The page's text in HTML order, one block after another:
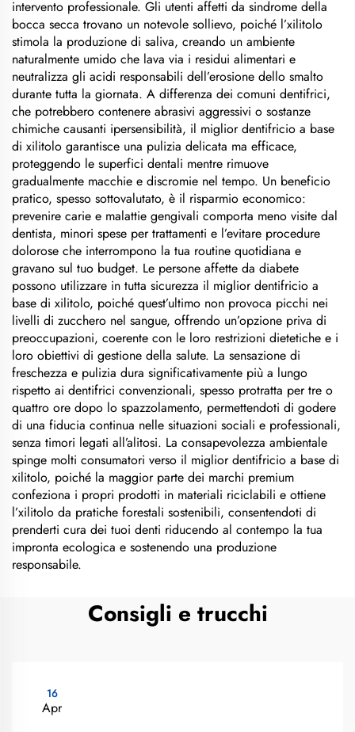
intervento professionale. Gli utenti affetti da sindrome della
bocca secca trovano un notevole sollievo, poiché l’xilitolo
stimola la produzione di saliva, creando un ambiente
naturalmente umido che lava via i residui alimentari e
neutralizza gli acidi responsabili dell’erosione dello smalto
durante tutta la giornata. A differenza dei comuni dentifrici,
che potrebbero contenere abrasivi aggressivi o sostanze
chimiche causanti ipersensibilità, il miglior dentifricio a base
di xilitolo garantisce una pulizia delicata ma efficace,
proteggendo le superfici dentali mentre rimuove
gradualmente macchie e discromie nel tempo. Un beneficio
pratico, spesso sottovalutato, è il risparmio economico:
prevenire carie e malattie gengivali comporta meno visite dal
dentista, minori spese per trattamenti e l’evitare procedure
dolorose che interrompono la tua routine quotidiana e
gravano sul tuo budget. Le persone affette da diabete
possono utilizzare in tutta sicurezza il miglior dentifricio a
base di xilitolo, poiché quest’ultimo non provoca picchi nei
livelli di zucchero nel sangue, offrendo un’opzione priva di
preoccupazioni, coerente con le loro restrizioni dietetiche e i
loro obiettivi di gestione della salute. La sensazione di
freschezza e pulizia dura significativamente più a lungo
rispetto ai dentifrici convenzionali, spesso protratta per tre o
quattro ore dopo lo spazzolamento, permettendoti di godere
di una fiducia continua nelle situazioni sociali e professionali,
senza timori legati all’alitosi. La consapevolezza ambientale
spinge molti consumatori verso il miglior dentifricio a base di
xilitolo, poiché la maggior parte dei marchi premium
confeziona i propri prodotti in materiali riciclabili e ottiene
l’xilitolo da pratiche forestali sostenibili, consentendoti di
prenderti cura dei tuoi denti riducendo al contempo la tua
impronta ecologica e sostenendo una produzione
responsabile.
Consigli e trucchi
16
Apr